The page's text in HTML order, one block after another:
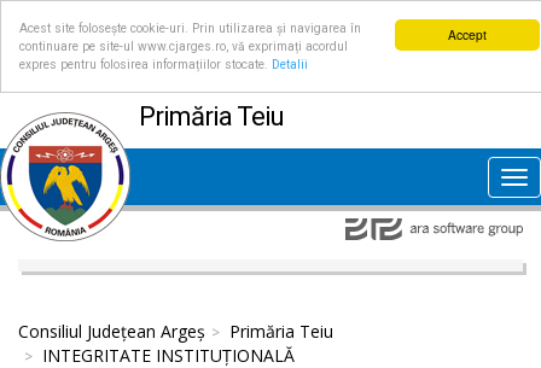
Accept
Acest site folosește cookie-uri. Prin utilizarea și navigarea în
continuare pe site-ul www.cjarges.ro, vă exprimați acordul
expres pentru folosirea informațiilor stocate.
Detalii
Primăria Teiu
Consiliul Județean Argeș
Primăria Teiu
INTEGRITATE INSTITUȚIONALĂ